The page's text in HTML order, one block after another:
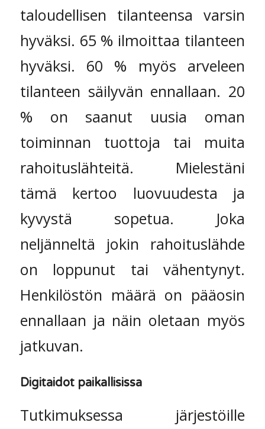
taloudellisen tilanteensa varsin
hyväksi. 65 % ilmoittaa tilanteen
hyväksi. 60 % myös arveleen
tilanteen säilyvän ennallaan. 20
% on saanut uusia oman
toiminnan tuottoja tai muita
rahoituslähteitä. Mielestäni
tämä kertoo luovuudesta ja
kyvystä sopetua. Joka
neljänneltä jokin rahoituslähde
on loppunut tai vähentynyt.
Henkilöstön määrä on pääosin
ennallaan ja näin oletaan myös
jatkuvan.
Digitaidot paikallisissa
Tutkimuksessa järjestöille